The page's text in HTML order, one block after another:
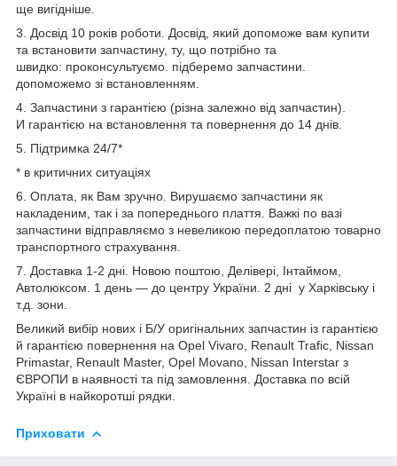
ще вигідніше.
3. Досвід 10 років роботи. Досвід, який допоможе вам купити
та встановити запчастину, ту, що потрібно та
швидко: проконсультуємо. підберемо запчастини.
допоможемо зі встановленням.
4. Запчастини з гарантією (різна залежно від запчастин).
И гарантією на встановлення та повернення до 14 днів.
5. Підтримка 24/7*
* в критичних ситуаціях
6. Оплата, як Вам зручно. Вирушаємо запчастини як
накладеним, так і за попереднього плаття. Важкі по вазі
запчастини відправляємо з невеликою передоплатою товарно
транспортного страхування.
7. Доставка 1-2 дні. Новою поштою, Делівері, Інтаймом,
Автолюксом. 1 день — до центру України. 2 дні у Харківську і
т.д. зони.
Великий вибір нових і Б/У оригінальних запчастин із гарантією
й гарантією повернення на Opel Vivaro, Renault Trafic, Nissan
Primastar, Renault Master, Opel Movano, Nissan Interstar з
ЄВРОПИ в наявності та під замовлення. Доставка по всій
Україні в найкоротші рядки.
Приховати